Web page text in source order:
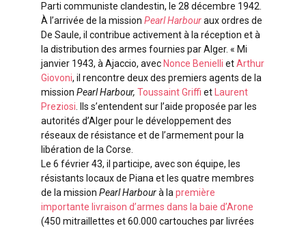
Parti communiste clandestin, le 28 décembre 1942.
À l’arrivée de la mission Pearl Harbouraux ordres de
De Saule, il contribue activement à la réception et à
la distribution des armes fournies par Alger. « Mi
janvier 1943, à Ajaccio, avec Nonce Benielli etArthur
Giovoni, il rencontre deux des premiers agents de la
mission Pearl Harbour, Toussaint Griffi et Laurent
Preziosi. Ils s’entendent sur l’aide proposée par les
autorités d’Alger pour le développement des
réseaux de résistance et de l’armement pour la
libération de la Corse.
Le 6 février 43, il participe, avec son équipe, les
résistants locaux de Piana et les quatre membres
de la mission Pearl Harbourà lapremière
importante livraison d’armes dans la baie d’Arone
(450 mitraillettes et 60.000 cartouches par livrées